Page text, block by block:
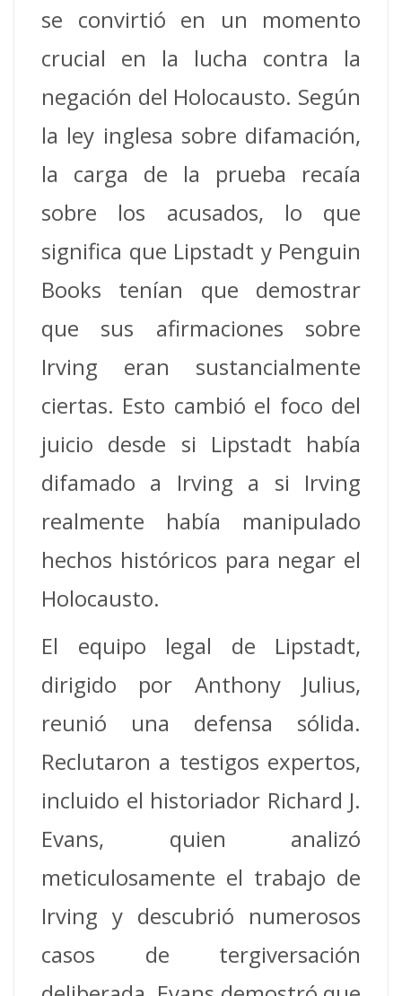
se convirtió en un momento
crucial en la lucha contra la
negación del Holocausto. Según
la ley inglesa sobre difamación,
la carga de la prueba recaía
sobre los acusados, lo que
significa que Lipstadt y Penguin
Books tenían que demostrar
que sus afirmaciones sobre
Irving eran sustancialmente
ciertas. Esto cambió el foco del
juicio desde si Lipstadt había
difamado a Irving a si Irving
realmente había manipulado
hechos históricos para negar el
Holocausto.
El equipo legal de Lipstadt,
dirigido por Anthony Julius,
reunió una defensa sólida.
Reclutaron a testigos expertos,
incluido el historiador Richard J.
Evans, quien analizó
meticulosamente el trabajo de
Irving y descubrió numerosos
casos de tergiversación